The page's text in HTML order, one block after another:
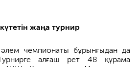
жаңа турнир
чемпионаты бұрынғыдан да
алғаш рет 48 құрама